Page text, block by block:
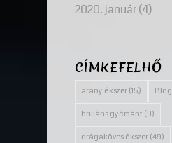
2020. január(4)
CÍMKEFELHŐ
arany ékszer (15) Blog
briliáns gyémánt (9)
drágaköves ékszer (49)